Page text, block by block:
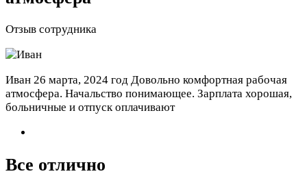
Отзыв сотрудника
Иван 26 марта, 2024 год Довольно комфортная рабочая
атмосфера. Начальство понимающее. Зарплата хорошая,
больничные и отпуск оплачивают
Все отлично